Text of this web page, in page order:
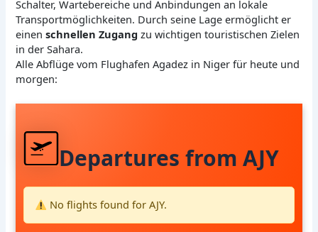
Schalter, Wartebereiche und Anbindungen an lokale
Transportmöglichkeiten. Durch seine Lage ermöglicht er
einenschnellen Zugang zu wichtigen touristischen Zielen
in der Sahara.
Alle Abflüge vom Flughafen Agadez in Niger für heute und
morgen:
Departures from AJY
No flights found for AJY.